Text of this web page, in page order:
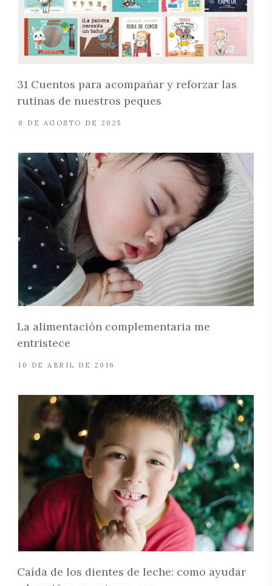
31 Cuentos para acompañar y reforzar las
rutinas de nuestros peques
8 DE AGOSTO DE 2025
La alimentación complementaria me
entristece
10 DE ABRIL DE 2016
Caída de los dientes de leche: como ayudar